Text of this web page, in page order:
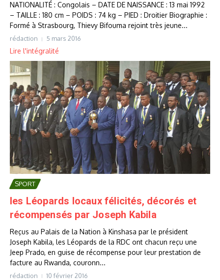
NATIONALITÉ : Congolais – DATE DE NAISSANCE : 13 mai 1992
– TAILLE : 180 cm – POIDS : 74 kg – PIED : Droitier Biographie :
Formé à Strasbourg, Thievy Bifouma rejoint très jeune...
rédaction 5 mars 2016
Lire l'intégralité
SPORT
les Léopards locaux félicités, décorés et
récompensés par Joseph Kabila
Reçus au Palais de la Nation à Kinshasa par le président
Joseph Kabila, les Léopards de la RDC ont chacun reçu une
Jeep Prado, en guise de récompense pour leur prestation de
facture au Rwanda, couronn...
rédaction 10 février 2016